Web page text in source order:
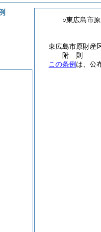
○東広島市
東広島市原財産
附 則
この条例 は、公